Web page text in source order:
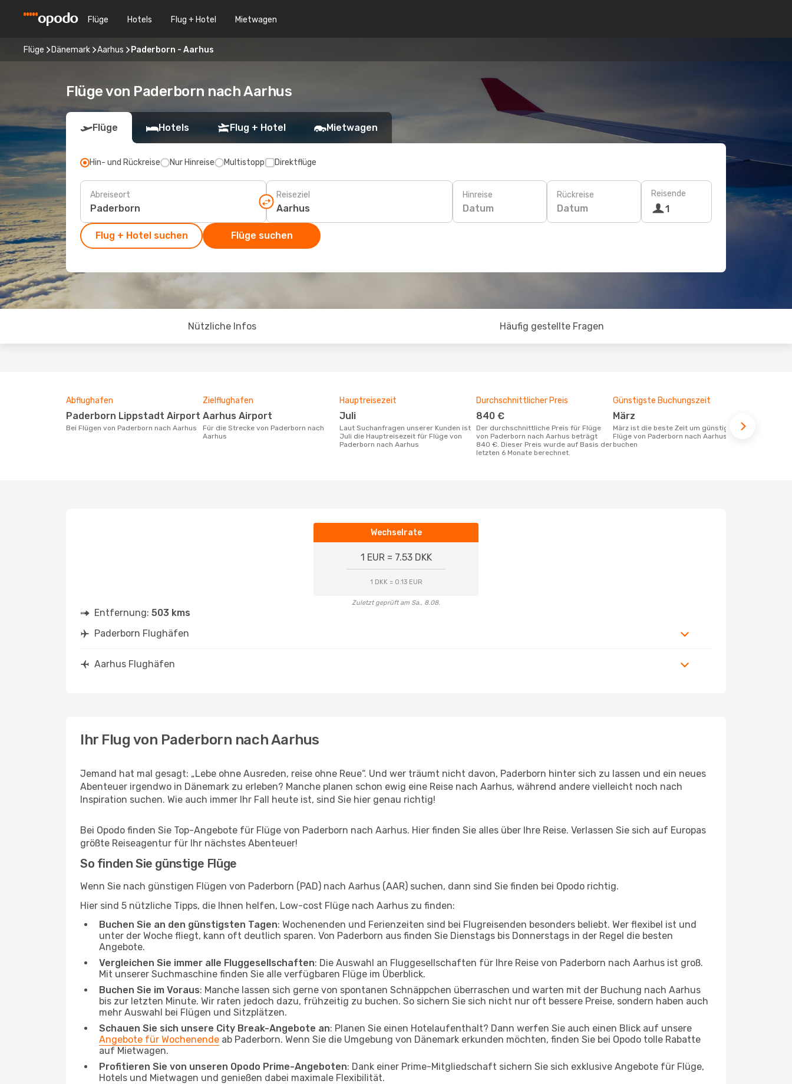
Flüge Hotels Flug + Hotel Mietwagen
Flüge Dänemark Aarhus Paderborn - Aarhus
Flüge von Paderborn nach Aarhus
Flüge Hotels Flug + Hotel Mietwagen
Hin- und Rückreise Nur Hinreise Multistopp Direktflüge
Abreiseort Reiseziel Hinreise
Datum
Rückreise
Datum
Reisende
1
Flug + Hotel suchen Flüge suchen
Nützliche Infos Häufig gestellte Fragen
Abflughafen
Paderborn Lippstadt Airport
Bei Flügen von Paderborn nach Aarhus
Zielflughafen
Aarhus Airport
Für die Strecke von Paderborn nach
Aarhus
Hauptreisezeit
Juli
Laut Suchanfragen unserer Kunden ist
Juli die Hauptreisezeit für Flüge von
Paderborn nach Aarhus
Durchschnittlicher Preis
840 €
Der durchschnittliche Preis für Flüge
von Paderborn nach Aarhus beträgt
840 €. Dieser Preis wurde auf Basis der
letzten 6 Monate berechnet.
Günstigste Buchungszeit
März
März ist die beste Zeit um günstige
Flüge von Paderborn nach Aarhus zu
buchen
Wechselrate
1 EUR = 7.53 DKK
1 DKK = 0.13 EUR
Zuletzt geprüft am Sa., 8.08.
Entfernung: 503 kms
Paderborn Flughäfen
Aarhus Flughäfen
Ihr Flug von Paderborn nach Aarhus
Jemand hat mal gesagt: „Lebe ohne Ausreden, reise ohne Reue“. Und wer träumt nicht davon, Paderborn hinter sich zu lassen und ein neues
Abenteuer irgendwo in Dänemark zu erleben? Manche planen schon ewig eine Reise nach Aarhus, während andere vielleicht noch nach
Inspiration suchen. Wie auch immer Ihr Fall heute ist, sind Sie hier genau richtig!
Bei Opodo finden Sie Top-Angebote für Flüge von Paderborn nach Aarhus. Hier finden Sie alles über Ihre Reise. Verlassen Sie sich auf Europas
größte Reiseagentur für Ihr nächstes Abenteuer!
So finden Sie günstige Flüge
Wenn Sie nach günstigen Flügen von Paderborn (PAD) nach Aarhus (AAR) suchen, dann sind Sie finden bei Opodo richtig.
Hier sind 5 nützliche Tipps, die Ihnen helfen, Low-cost Flüge nach Aarhus zu finden:
Buchen Sie an den günstigsten Tagen: Wochenenden und Ferienzeiten sind bei Flugreisenden besonders beliebt. Wer flexibel ist und
unter der Woche fliegt, kann oft deutlich sparen. Von Paderborn aus finden Sie Dienstags bis Donnerstags in der Regel die besten
Angebote.
Vergleichen Sie immer alle Fluggesellschaften: Die Auswahl an Fluggesellschaften für Ihre Reise von Paderborn nach Aarhus ist groß.
Mit unserer Suchmaschine finden Sie alle verfügbaren Flüge im Überblick.
Buchen Sie im Voraus: Manche lassen sich gerne von spontanen Schnäppchen überraschen und warten mit der Buchung nach Aarhus
bis zur letzten Minute. Wir raten jedoch dazu, frühzeitig zu buchen. So sichern Sie sich nicht nur oft bessere Preise, sondern haben auch
mehr Auswahl bei Flügen und Sitzplätzen.
Schauen Sie sich unsere City Break-Angebote an: Planen Sie einen Hotelaufenthalt? Dann werfen Sie auch einen Blick auf unsere
Angebote für Wochenende ab Paderborn. Wenn Sie die Umgebung von Dänemark erkunden möchten, finden Sie bei Opodo tolle Rabatte
auf Mietwagen.
Profitieren Sie von unseren Opodo Prime-Angeboten: Dank einer Prime-Mitgliedschaft sichern Sie sich exklusive Angebote für Flüge,
Hotels und Mietwagen und genießen dabei maximale Flexibilität.